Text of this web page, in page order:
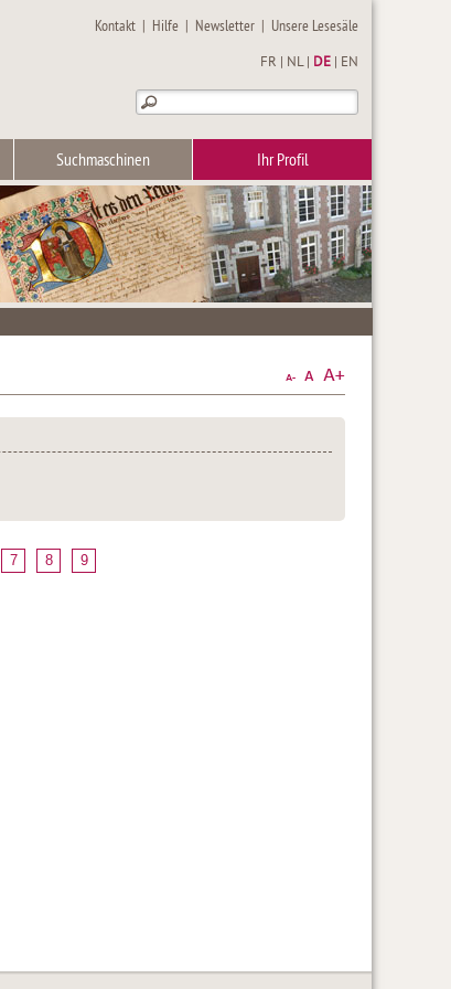
Kontakt | Hilfe | Newsletter | Unsere Lesesäle
FR NL| DE EN
Suchmaschinen Ihr Profil
7 8
9